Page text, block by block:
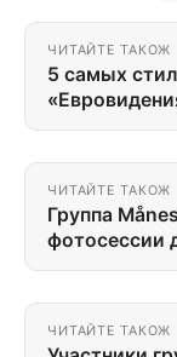
ЧИТАЙТЕ ТАКОЖ
5 самых
ЧИТАЙТЕ ТАКОЖ
Группа
фотосессии
ЧИТАЙТЕ ТАКОЖ